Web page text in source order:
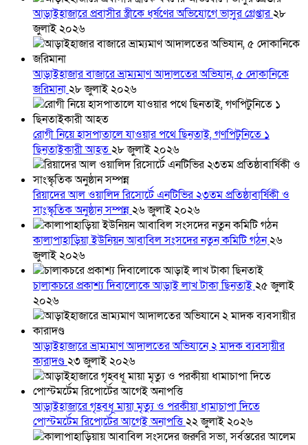
আড়াইহাজারে প্রবাসীর স্ত্রীকে ধর্ষণের অভিযোগে ভাসুর গ্রেপ্তার২৮
জুলাই ২০২৬
আড়াইহাজার বাজারে ভ্রাম্যমাণ আদালতের অভিযান, ৫ দোকানিকে
জরিমানা২৮ জুলাই ২০২৬
রোগী নিয়ে হাসপাতালে যাওয়ার পথে ছিনতাই, গণপিটুনিতে ১
ছিনতাইকারী আহত২৮ জুলাই ২০২৬
রিয়াদের আল ওয়ালিদ রিসোর্টে এনটিভির ২৩তম প্রতিষ্ঠাবার্ষিকী ও
সাংস্কৃতিক অনুষ্ঠান সম্পন্ন২৬ জুলাই ২০২৬
কালাপাহাড়িয়া ইউনিয়ন আবাবিল সংসদের নতুন কমিটি গঠন২৬
জুলাই ২০২৬
চালাকচরে প্রকাশ্য দিবালোকে আড়াই লাখ টাকা ছিনতাই২৫ জুলাই
২০২৬
আড়াইহাজারে ভ্রাম্যমাণ আদালতের অভিযানে ২ মাদক ব্যবসায়ীর
কারাদণ্ড২৩ জুলাই ২০২৬
আড়াইহাজারে গৃহবধূ মায়া মৃত্যু ও পরকীয়া ধামাচাপা দিতে
পোস্টমর্টেম রিপোর্টের আগেই অনাপত্তি২২ জুলাই ২০২৬